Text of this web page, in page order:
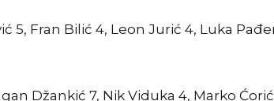
5, Fran Bilić 4, Leon Jurić 4, Luka
Džankić 7, Nik Viduka 4, Marko